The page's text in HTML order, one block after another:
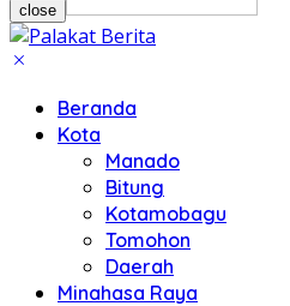
close
Beranda
Kota
Manado
Bitung
Kotamobagu
Tomohon
Daerah
Minahasa Raya